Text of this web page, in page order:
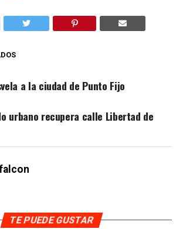
a la ciudad de Punto Fijo
urbano recupera calle Libertad de
TE PUEDE GUSTAR